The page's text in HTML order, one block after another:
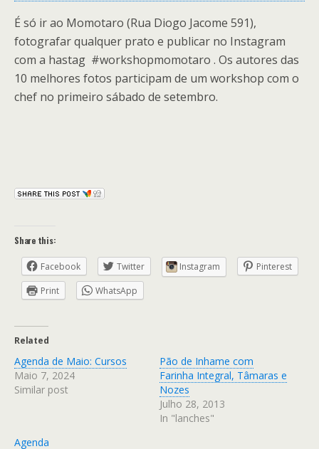
É só ir ao Momotaro (Rua Diogo Jacome 591),
fotografar qualquer prato e publicar no Instagram
com a hastag #workshopmomotaro . Os autores das
10 melhores fotos participam de um workshop com o
chef no primeiro sábado de setembro.
Share this:
Facebook Twitter Instagram
Pinterest
Print
WhatsApp
Related
Agenda de Maio: Cursos
Maio 7, 2024
Similar post
Pão de Inhame com
Farinha Integral, Tâmaras e
Nozes
Julho 28, 2013
In "lanches"
Agenda